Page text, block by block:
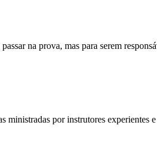
na prova, mas para serem
por instrutores experientes